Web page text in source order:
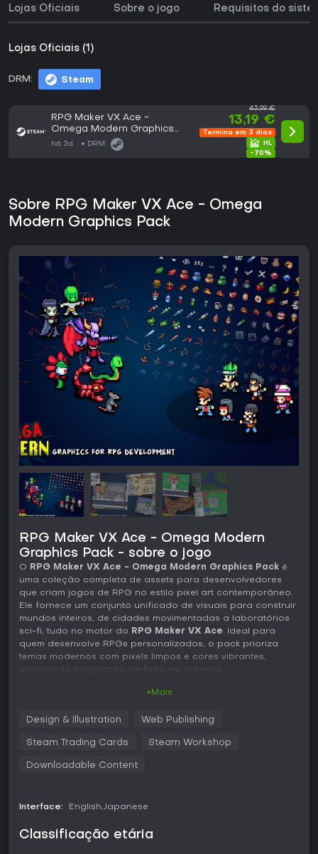
Lojas Oficiais Sobre o jogo Requisitos do
Lojas Oficiais (1)
DRM: Steam
RPG Maker VX Ace -
Omega Modern Graphics
Pack
há 3d DRM:
43,99 €
13,19 €
Termina em 3 dias
-70%
Sobre RPG Maker VX Ace - Omega
Modern Graphics Pack
RPG Maker VX Ace - Omega Modern
Graphics Pack - sobre o jogo
O RPG Maker VX Ace - Omega Modern Graphics Pack é
uma coleção completa de assets para desenvolvedores
que criam jogos de RPG no estilo pixel art contemporâneo.
Ele fornece um conjunto unificado de visuais para construir
mundos inteiros, de cidades movimentadas a laboratórios
sci-fi, tudo no motor do RPG Maker VX Ace. Ideal para
quem desenvolve RPGs personalizados, o pack prioriza
temas modernos com pixels limpos e cores vibrantes,
garantindo integração perfeita em projetos.
Maker VX Ace
para criar experiências de RPG sob medida.
Com 26 tilesets, é possível montar mapas de interiores como
florestas e áreas urbanas. A criação de personagens usa
correspondentes e battlers animados em side-view para 16
de monstros, cada um com sprites de caminhada em
overworld e imagens de batalha, prontos para encontros
+Mais
Design & Illustration Web Publishing
Steam Trading Cards Steam Workshop
Downloadable Content
Interface: English Japanese
Classificação etária